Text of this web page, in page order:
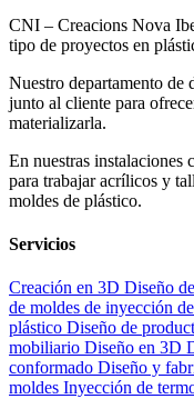
CNI – Creacions Nova
tipo de proyectos en
Nuestro departamento de
junto al cliente para
materializarla.
En nuestras instalaciones
para trabajar acrílicos y
moldes de plástico.
Servicios
Creación en 3D Diseño
de moldes de inyección
plástico Diseño de
mobiliario Diseño en 3D
conformado Diseño y
moldes Inyección de